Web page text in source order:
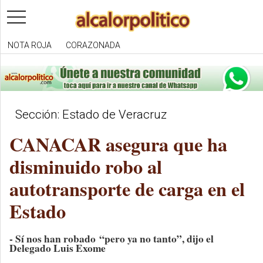
toggle
navigation
NOTA ROJA CORAZONADA
Sección: Estado de Veracruz
CANACAR asegura que ha
disminuido robo al
autotransporte de carga en el
Estado
- Sí nos han robado “pero ya no tanto”, dijo el
Delegado Luis Exome